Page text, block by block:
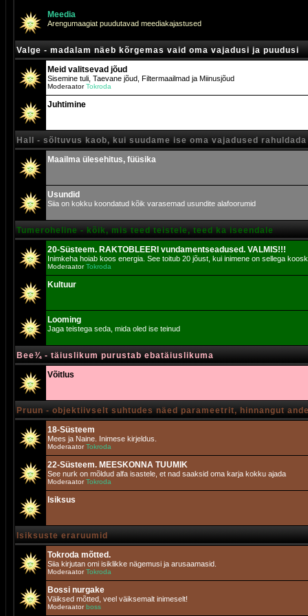
Meedia
Arengumaagiat puudutavad meediakajastused
Valge - madalam näeb kõrgemas vaid oma vajadusi ja puudusi
Meid valitsevad jõud
Sisemine tuli, Taevane jõud, Filtermaailmad ja Miinusjõud
ModeraatorTokroda
Juhtimine
Hall - sõltuvus kaob, kui suudame ise oma vajadused rahuldada
Maailma ülesehitus, füüsika
Usundid
Siia on kokku koondatud kõik varasemad usundite alafoorumid
Tumeroheline - kõik, mis teed teistele, teed ka iseendale
20-Süsteem. RAKTOBLEERI vundamentseadused. VALMIS!!!
Inimkeha hoiab koos energia. See toitub 20 jõust, kui inimene on sellega
ModeraatorTokroda
Kultuur
Looming
Jaga teistega seda, mida oled ise teinud
Bee¾ - täiuslikum purustab ebatäiuslikuma
Võitlus
Pruun - objektiivselt suhtudes näed parameetrit, hinnangut
18-Süsteem
Mees ja Naine. Inimese kirjeldus.
ModeraatorTokroda
22-Süsteem. MEESKONNA TUUMIK
See nurk on mõldud alfa isastele, et nad saaksid oma karja kokku ajada
ModeraatorTokroda
Isiksus
Isiksuste eraruumid
Tokroda mõtted.
Siia kirjutan omi isiklikke nägemusi ja arusaamasid.
ModeraatorTokroda
Bossi nurgake
Väiksed mõtted, veel väiksemalt inimeselt!
Moderaatorboss